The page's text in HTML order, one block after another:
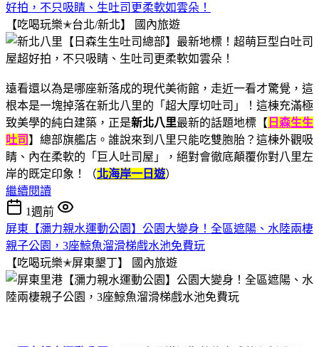
好拍，不只吸睛、生吐司更柔軟如雲朵！
【吃喝玩樂✭台北/新北】
國內旅遊
遠看還以為是哪座新落成的現代美術館，走近一看才驚覺，這
根本是一塊掉落在新北八里的「超大厚切吐司」！這棟充滿極
致美學的純白建築，正是新北八里最新的話題地標【 日森生生
吐司 】總部旗艦店。誰說來到八里只能吃雙胞胎？這棟外觀吸
睛、內在柔軟的「巨人吐司屋」，絕對會徹底顛覆你對八里左
岸的既定印象！（北海岸一日遊）
繼續閱讀
1週前
屏東【瀰力親水運動公園】公園大變身！全區遮陽、水陸兩棲
親子公園，3座鯨魚溜滑梯戲水池免費玩
【吃喝玩樂✭屏東墾丁】
國內旅遊